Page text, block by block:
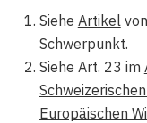
Siehe Artikel
Schwerpunkt.
Siehe Art. 23 im
Europäischen